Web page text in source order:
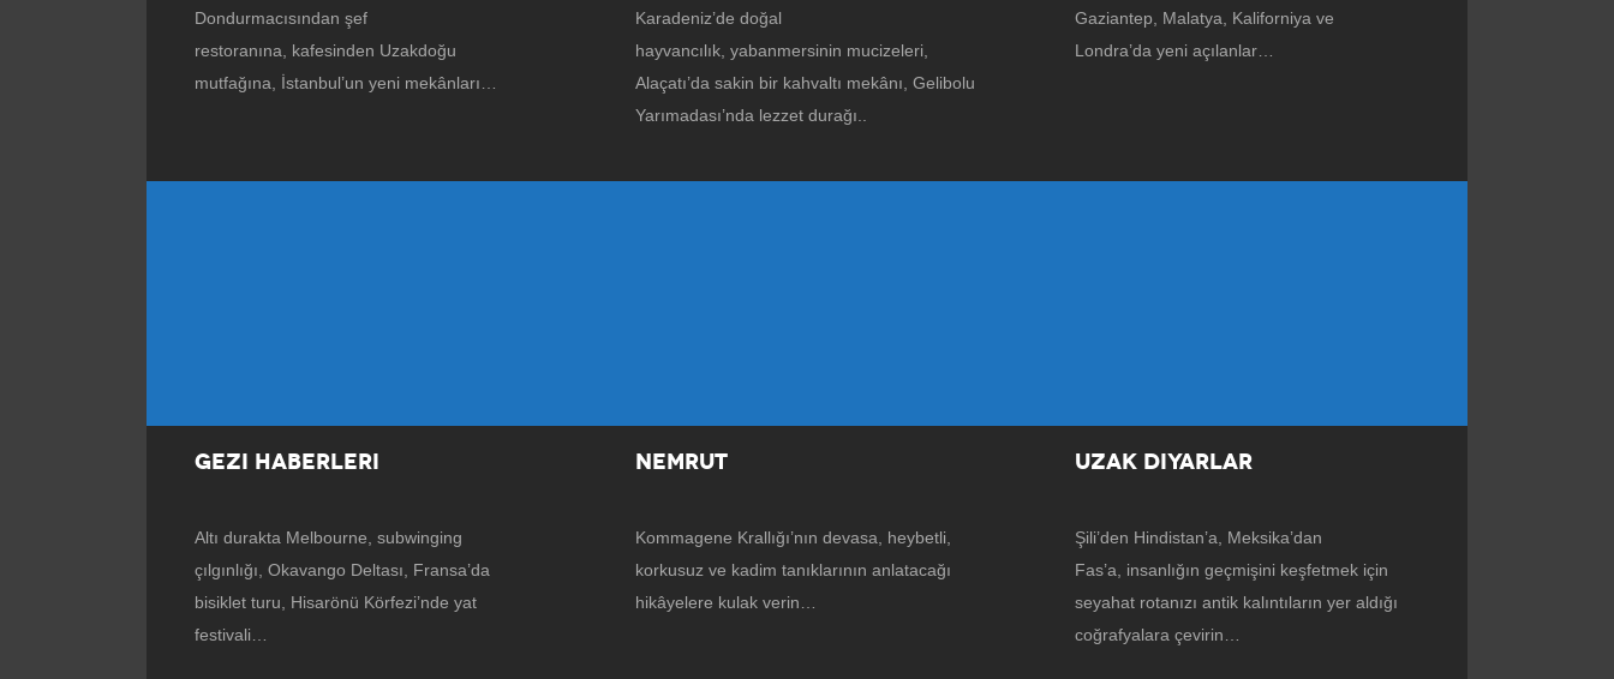
Dondurmacısından şef
restoranına, kafesinden Uzakdoğu
mutfağına, İstanbul’un yeni mekânları…
Karadeniz’de doğal
hayvancılık, yabanmersinin mucizeleri,
Alaçatı’da sakin bir kahvaltı mekânı, Gelibolu
Yarımadası’nda lezzet durağı..
Gaziantep, Malatya, Kaliforniya ve
Londra’da yeni açılanlar…
GEZI HABERLERI
Altı durakta Melbourne, subwinging
çılgınlığı, Okavango Deltası, Fransa’da
bisiklet turu, Hisarönü Körfezi’nde yat
festivali…
NEMRUT
Kommagene Krallığı’nın devasa, heybetli,
korkusuz ve kadim tanıklarının anlatacağı
hikâyelere kulak verin…
UZAK DIYARLAR
Şili’den Hindistan’a, Meksika’dan
Fas’a, insanlığın geçmişini keşfetmek için
seyahat rotanızı antik kalıntıların yer aldığı
coğrafyalara çevirin…